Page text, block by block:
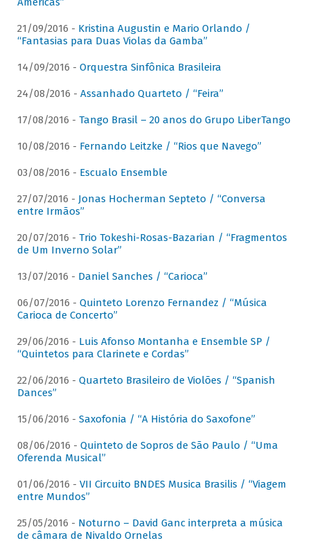
21/09/2016 - Kristina Augustin e Mario Orlando /
“Fantasias para Duas Violas da Gamba”
14/09/2016 - Orquestra Sinfônica Brasileira
24/08/2016 - Assanhado Quarteto / “Feira”
17/08/2016 - Tango Brasil – 20 anos do Grupo LiberTango
10/08/2016 - Fernando Leitzke / “Rios que Navego”
03/08/2016 - Escualo Ensemble
27/07/2016 - Jonas Hocherman Septeto / “Conversa
entre Irmãos”
20/07/2016 - Trio Tokeshi-Rosas-Bazarian / “Fragmentos
de Um Inverno Solar”
13/07/2016 - Daniel Sanches / “Carioca”
06/07/2016 - Quinteto Lorenzo Fernandez / “Música
Carioca de Concerto”
29/06/2016 - Luis Afonso Montanha e Ensemble SP /
“Quintetos para Clarinete e Cordas”
22/06/2016 - Quarteto Brasileiro de Violões / “Spanish
Dances”
15/06/2016 - Saxofonia / “A História do Saxofone”
08/06/2016 - Quinteto de Sopros de São Paulo / “Uma
Oferenda Musical”
01/06/2016 - VII Circuito BNDES Musica Brasilis / “Viagem
entre Mundos”
25/05/2016 - Noturno – David Ganc interpreta a música
de câmara de Nivaldo Ornelas